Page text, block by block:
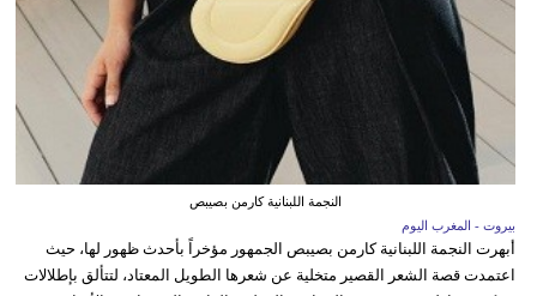
النجمة اللبنانية كارمن بصيبص
بيروت - المغرب اليوم
أبهرت النجمة اللبنانية كارمن بصيبص الجمهور مؤخراً بأحدث ظهور لها، حيث
اعتمدت قصة الشعر القصير متخلية عن شعرها الطويل المعتاد، لتتألق بإطلالات